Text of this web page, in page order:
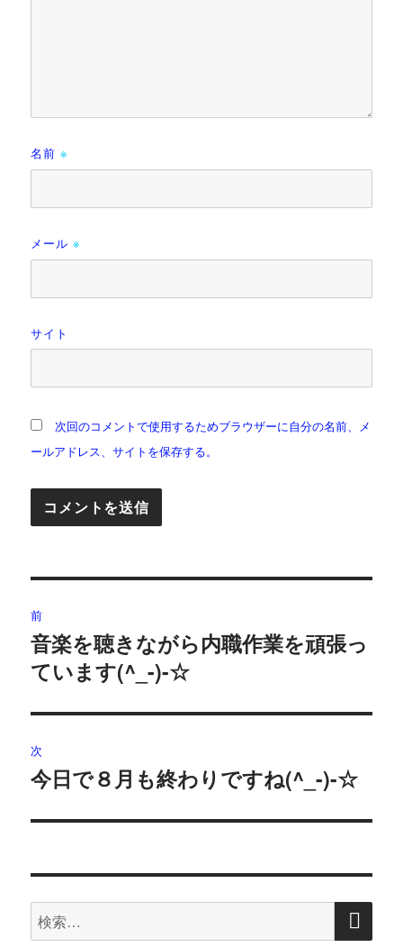
名前※
メール※
サイト
次回のコメントで使用するためブラウザーに自分の名前、メ
ールアドレス、サイトを保存する。
稿
ナ
ビ
ゲ
ー
シ
ン
前
前
の
稿:
音楽を聴きながら内職作業を頑張っ
ています(^_-)-☆
次
次
投
今日で８月も終わりですね(^_-)-☆
検
索:
検